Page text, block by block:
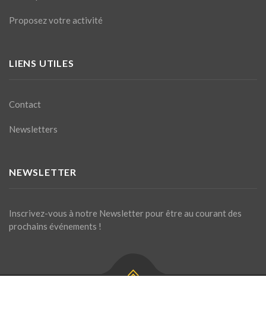
Proposez votre activité
LIENS UTILES
Contact
Newsletters
NEWSLETTER
Inscrivez-vous à notre Newsletter pour être au courant des
prochains événements !